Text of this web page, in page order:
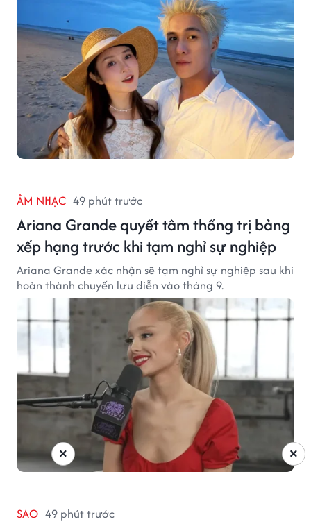
ÂM NHẠC 49 phút trước
Ariana Grande quyết tâm thống trị bảng
xếp hạng trước khi tạm nghỉ sự nghiệp
Ariana Grande xác nhận sẽ tạm nghỉ sự nghiệp sau khi
hoàn thành chuyến lưu diễn vào tháng 9.
SAO 49 phút trước
×
×